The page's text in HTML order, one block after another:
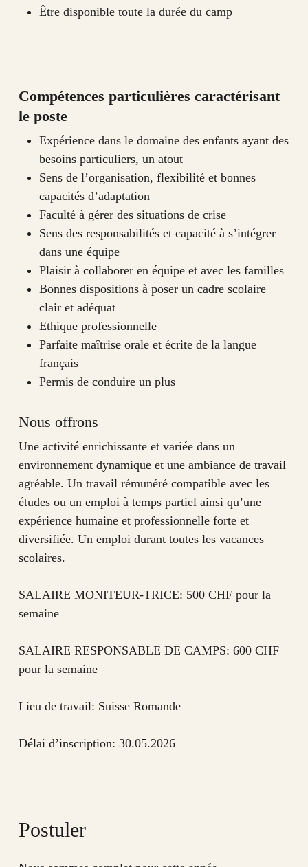
Être disponible toute la durée du camp
Compétences particulières caractérisant
le poste
Expérience dans le domaine des enfants ayant des
besoins particuliers, un atout
Sens de l’organisation, flexibilité et bonnes
capacités d’adaptation
Faculté à gérer des situations de crise
Sens des responsabilités et capacité à s’intégrer
dans une équipe
Plaisir à collaborer en équipe et avec les familles
Bonnes dispositions à poser un cadre scolaire
clair et adéquat
Ethique professionnelle
Parfaite maîtrise orale et écrite de la langue
français
Permis de conduire un plus
Nous offrons
Une activité enrichissante et variée dans un
environnement dynamique et une ambiance de travail
agréable. Un travail rémunéré compatible avec les
études ou un emploi à temps partiel ainsi qu’une
expérience humaine et professionnelle forte et
diversifiée. Un emploi durant toutes les vacances
scolaires.
SALAIRE MONITEUR-TRICE: 500 CHF pour la
semaine
SALAIRE RESPONSABLE DE CAMPS: 600 CHF
pour la semaine
Lieu de travail: Suisse Romande
Délai d’inscription: 30.05.2026
Postuler